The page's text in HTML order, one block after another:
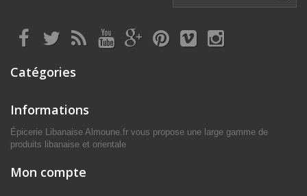
Catégories
Informations
Épicerie Libanaise Almoune.fr vous propose une large gamme de
produits libanaise et orientale
Mon compte